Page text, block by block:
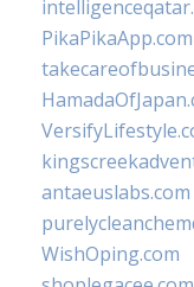
PikaPikaApp.com
antaeuslabs.com
WishOping.com